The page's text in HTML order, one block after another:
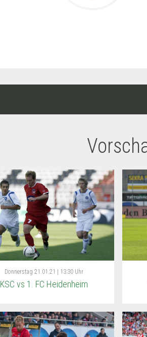
Donnerstag 21.01.21 | 13:30 Uhr
KSC vs 1. FC Heidenheim